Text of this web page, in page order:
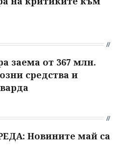
заема от 367 млн.
средства и
Новините май са